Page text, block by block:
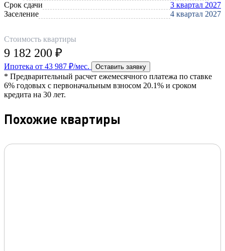
Срок сдачи
3 квартал 2027
Заселение
4 квартал 2027
Стоимость квартиры
9 182 200 ₽
Ипотека от 43 987 ₽/мес. Оставить заявку
* Предварительный расчет ежемесячного платежа по ставке
6% годовых с первоначальным взносом 20.1% и сроком
кредита на 30 лет.
Похожие квартиры